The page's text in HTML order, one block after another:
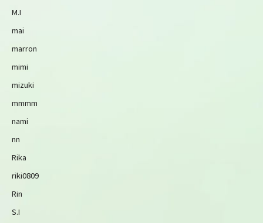
M.I
mai
marron
mimi
mizuki
mmmm
nami
nn
Rika
riki0809
Rin
S.I